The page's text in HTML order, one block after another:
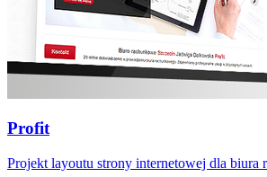
Profit
Projekt layoutu strony internetowej dla biura